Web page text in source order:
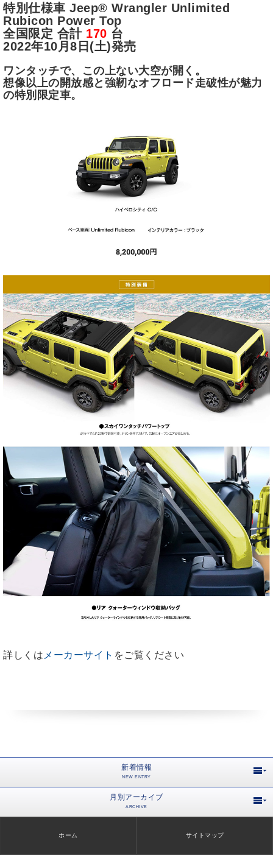
特別仕様車 Jeep® Wrangler Unlimited
Rubicon Power Top
全国限定 合計170 台
2022年10月8日(土)発売
ワンタッチで、この上ない大空が開く。
想像以上の開放感と強靭なオフロード走破性が魅力
の特別限定車。
詳しくは メーカーサイト をご覧ください
新着情報
NEW ENTRY
月別アーカイブ
ARCHIVE
ホーム サイトマップ